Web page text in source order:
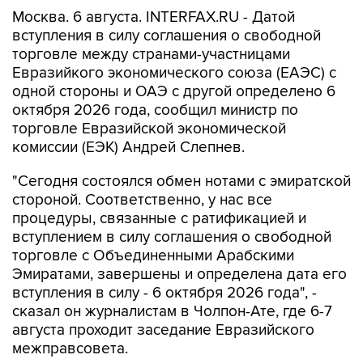
Москва. 6 августа. INTERFAX.RU - Датой
вступления в силу соглашения о свободной
торговле между странами-участницами
Евразийкого экономического союза (ЕАЭС) с
одной стороны и ОАЭ с другой определено 6
октября 2026 года, сообщил министр по
торговле Евразийской экономической
комиссии (ЕЭК) Андрей Слепнев.
"Сегодня состоялся обмен нотами с эмиратской
стороной. Соответственно, у нас все
процедуры, связанные с ратификацией и
вступлением в силу соглашения о свободной
торговле с Объединенными Арабскими
Эмиратами, завершены и определена дата его
вступления в силу - 6 октября 2026 года", -
сказал он журналистам в Чолпон-Ате, где 6-7
августа проходит заседание Евразийского
межправсовета.